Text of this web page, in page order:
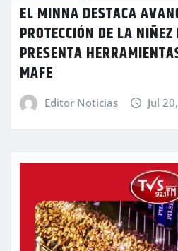
EL MINNA DESTACA
PROTECCIÓN DE LA
PRESENTA
MAFE
Editor Noticias Jul